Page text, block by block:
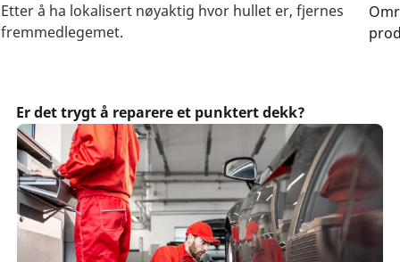
Etter å ha lokalisert nøyaktig hvor hullet er, fjernes
fremmedlegemet.
Er det trygt å reparere et punktert dekk?